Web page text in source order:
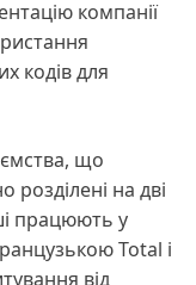
компанії
кодів для
що
розділені на дві
працюють у
Total і
від